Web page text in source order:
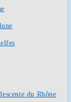
du Rhône